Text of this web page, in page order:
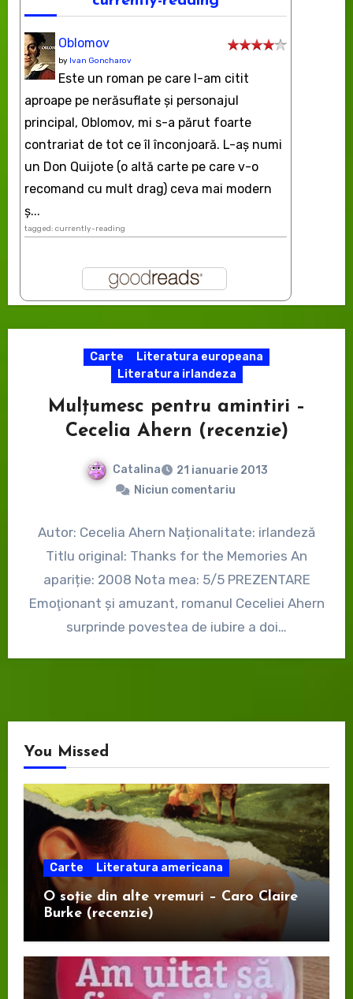
Oblomov
by Ivan Goncharov
Este un roman pe care l-am citit
aproape pe nerăsuflate şi personajul
principal, Oblomov, mi s-a părut foarte
contrariat de tot ce îl înconjoară. L-aş numi
un Don Quijote (o altă carte pe care v-o
recomand cu mult drag) ceva mai modern
ș...
tagged: currently-reading
Carte
Literatura europeana
Literatura irlandeza
Mulțumesc pentru amintiri –
Cecelia Ahern (recenzie)
Catalina
21 ianuarie 2013
Niciun comentariu
Autor: Cecelia Ahern Naționalitate: irlandeză
Titlu original: Thanks for the Memories An
apariție: 2008 Nota mea: 5/5 PREZENTARE
Emoţionant şi amuzant, romanul Ceceliei Ahern
surprinde povestea de iubire a doi…
You Missed
Carte Literatura americana
O soție din alte vremuri – Caro Claire
Burke (recenzie)